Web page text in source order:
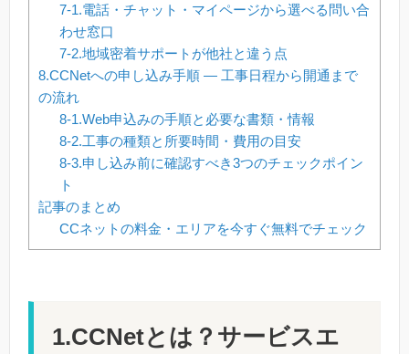
7-1.電話・チャット・マイページから選べる問い合
わせ窓口
7-2.地域密着サポートが他社と違う点
8.CCNetへの申し込み手順 — 工事日程から開通まで
の流れ
8-1.Web申込みの手順と必要な書類・情報
8-2.工事の種類と所要時間・費用の目安
8-3.申し込み前に確認すべき3つのチェックポイン
ト
記事のまとめ
CCネットの料金・エリアを今すぐ無料でチェック
1.CCNetとは？サービスエ